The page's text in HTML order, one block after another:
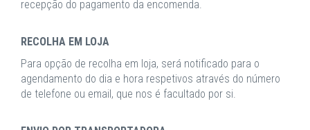
recepção do pagamento da encomenda.
RECOLHA EM LOJA
Para opção de recolha em loja, será notificado para o
agendamento do dia e hora respetivos através do número
de telefone ou email, que nos é facultado por si.